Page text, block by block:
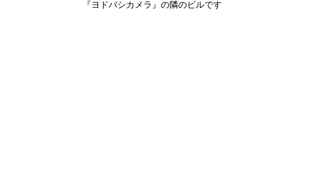
『ヨドバシカメラ』の隣のビルです